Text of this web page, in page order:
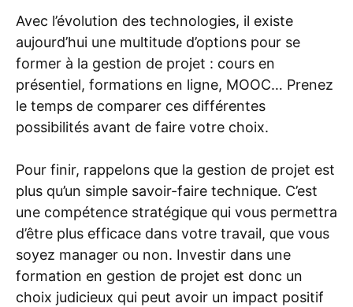
Avec l’évolution des technologies, il existe
aujourd’hui une multitude d’options pour se
former à la gestion de projet : cours en
présentiel, formations en ligne, MOOC… Prenez
le temps de comparer ces différentes
possibilités avant de faire votre choix.
Pour finir, rappelons que la gestion de projet est
plus qu’un simple savoir-faire technique. C’est
une compétence stratégique qui vous permettra
d’être plus efficace dans votre travail, que vous
soyez manager ou non. Investir dans une
formation en gestion de projet est donc un
choix judicieux qui peut avoir un impact positif